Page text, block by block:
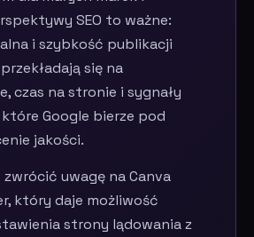
SEO to ważne:
i szybkość publikacji
się na
czas na stronie i sygnały
Google bierze pod
jakości.
uwagę na Canva
który daje możliwość
strony lądowania z